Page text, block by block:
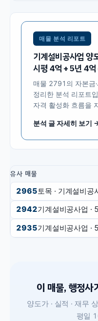
매물 분석 리포트
기계설비공사업
시평 4억 + 5년 4
매물 2791 의 자본금
정리한 분석 리포트
자격 활성화 흐름을
분석 글 자세히 보기
유사 매물
2965토목 · 기계설비공
2942기계설비공사업 ·
2935기계설비공사업 ·
이 매물, 행정사
양도가 · 실적 · 재무
평일